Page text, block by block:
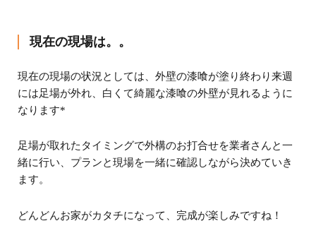
現在の現場は。。
現在の現場の状況としては、外壁の漆喰が塗り終わり来週
には足場が外れ、白くて綺麗な漆喰の外壁が見れるように
なります*
足場が取れたタイミングで外構のお打合せを業者さんと一
緒に行い、プランと現場を一緒に確認しながら決めていき
ます。
どんどんお家がカタチになって、完成が楽しみですね！